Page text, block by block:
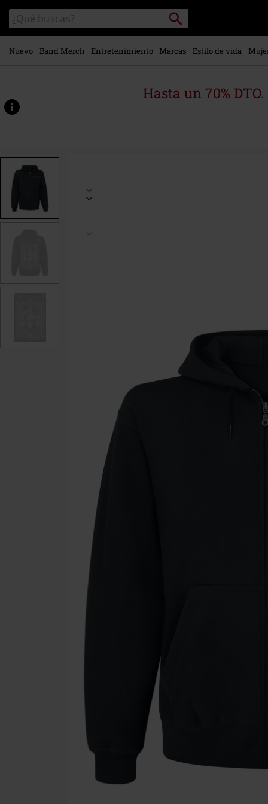
contenido
principal
Buscar
en
el
catálogo
Buscar
Nuevo Band Merch Entretenimiento Marcas Estilo de vida
Hasta un 70%
www.emp-
p/skelly-
603747.html